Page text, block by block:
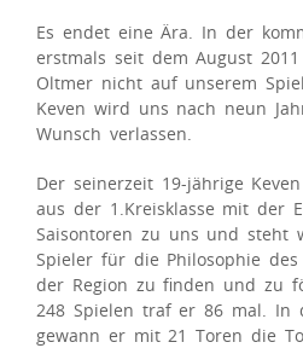
Es endet eine Ära. In der
erstmals seit dem August
Oltmer nicht auf unserem
Keven wird uns nach neun
Wunsch verlassen.
Der seinerzeit 19-jährige
aus der 1.Kreisklasse mit der
Saisontoren zu uns und steht
Spieler für die Philosophie des
der Region zu finden und zu
248 Spielen traf er 86 mal. In
gewann er mit 21 Toren die